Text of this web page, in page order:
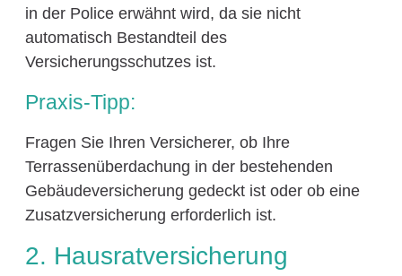
in der Police erwähnt wird, da sie nicht
automatisch Bestandteil des
Versicherungsschutzes ist.
Praxis-Tipp:
Fragen Sie Ihren Versicherer, ob Ihre
Terrassenüberdachung in der bestehenden
Gebäudeversicherung gedeckt ist oder ob eine
Zusatzversicherung erforderlich ist.
2. Hausratversicherung